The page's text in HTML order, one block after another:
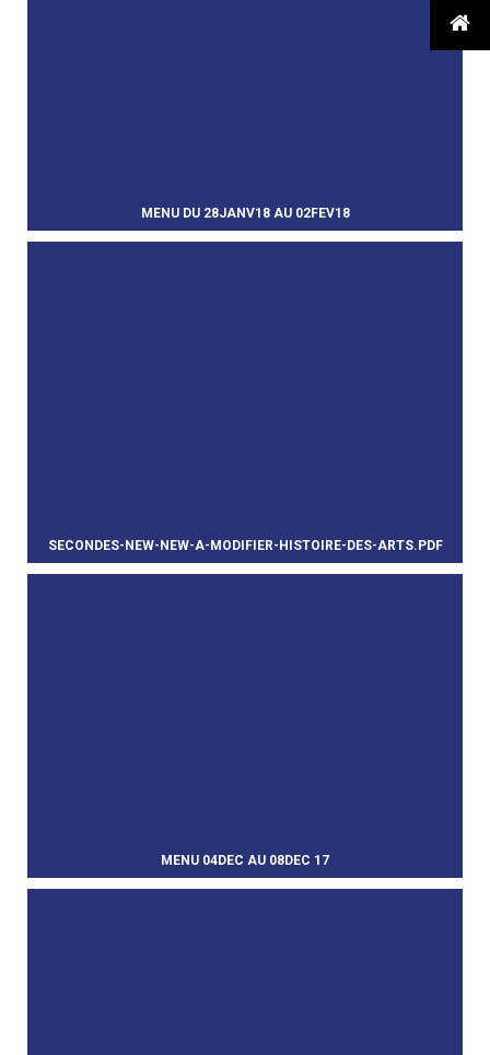

MENU DU 28JANV18 AU 02FEV18
SECONDES-NEW-NEW-A-MODIFIER-HISTOIRE-DES-ARTS.PDF
MENU 04DEC AU 08DEC 17